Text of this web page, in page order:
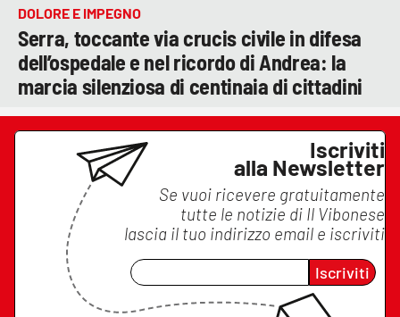
DOLORE E IMPEGNO
Serra, toccante via crucis civile in difesa
dell’ospedale e nel ricordo di Andrea: la
marcia silenziosa di centinaia di cittadini
Iscriviti
alla Newsletter
Se vuoi ricevere gratuitamente
tutte le notizie di Il Vibonese
lascia il tuo indirizzo email e iscriviti
Iscriviti